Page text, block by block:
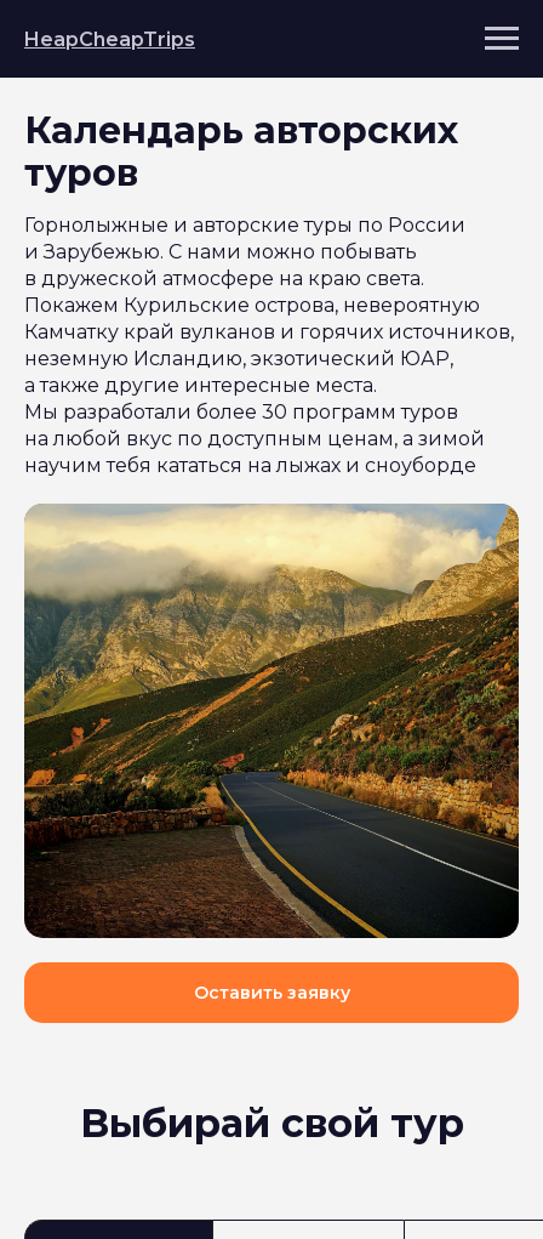
HeapCheapTrips
Календарь авторских
туров
Горнолыжные и авторские туры по России
и Зарубежью. С нами можно побывать
в дружеской атмосфере на краю света.
Покажем Курильские острова, невероятную
Камчатку край вулканов и горячих источников,
неземную Исландию, экзотический ЮАР,
а также другие интересные места.
Мы разработали более 30 программ туров
на любой вкус по доступным ценам, а зимой
научим тебя кататься на лыжах и сноуборде
Оставить заявку
Выбирай свой тур